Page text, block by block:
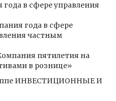
в сфере управления
года в сфере
частным
пятилетия на
в рознице»
ИНВЕСТИЦИОННЫЕ И